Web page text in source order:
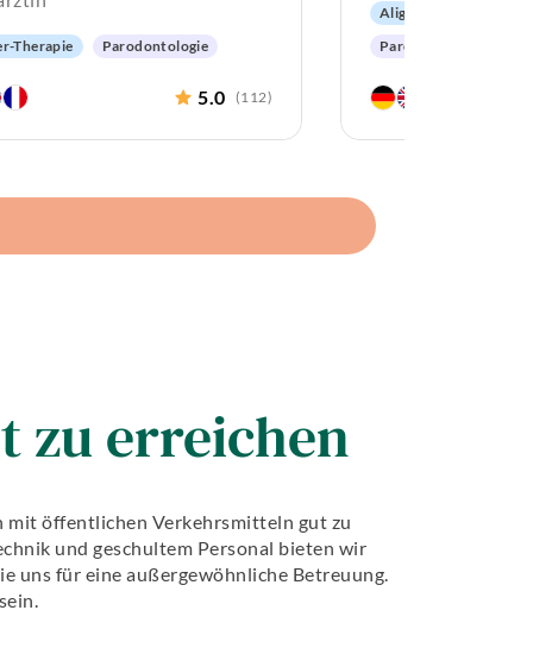
Therapie
Parodontologie
Zahnersatz
Angstpatienten
5.0 (112)
Aligner-Therapie
Parodontologie
Hochwertiger
Alterszahnheilkunde
zu erreichen
mit öffentlichen Verkehrsmitteln gut zu
und geschultem Personal bieten wir
uns für eine außergewöhnliche Betreuung.